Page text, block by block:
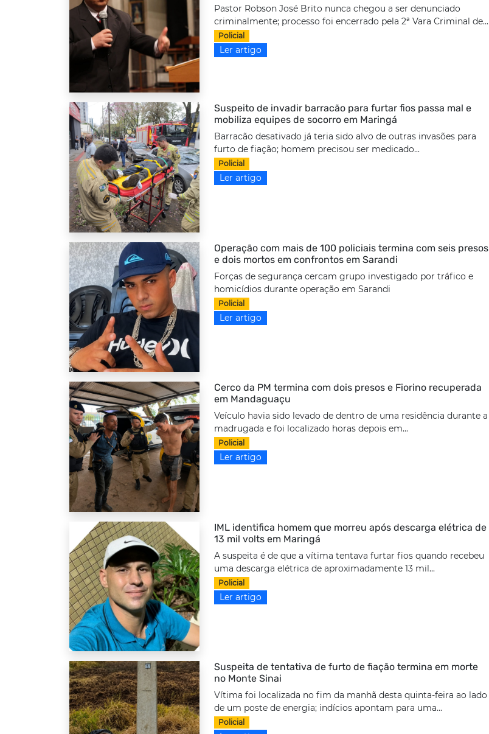
Pastor Robson José Brito nunca chegou a ser denunciado
criminalmente; processo foi encerrado pela 2ª Vara Criminal de...
Policial
Ler artigo
Suspeito de invadir barracão para furtar fios passa mal e
mobiliza equipes de socorro em Maringá
Barracão desativado já teria sido alvo de outras invasões para
furto de fiação; homem precisou ser medicado...
Policial
Ler artigo
Operação com mais de 100 policiais termina com seis presos
e dois mortos em confrontos em Sarandi
Forças de segurança cercam grupo investigado por tráfico e
homicídios durante operação em Sarandi
Policial
Ler artigo
Cerco da PM termina com dois presos e Fiorino recuperada
em Mandaguaçu
Veículo havia sido levado de dentro de uma residência durante a
madrugada e foi localizado horas depois em...
Policial
Ler artigo
IML identifica homem que morreu após descarga elétrica de
13 mil volts em Maringá
A suspeita é de que a vítima tentava furtar fios quando recebeu
uma descarga elétrica de aproximadamente 13 mil...
Policial
Ler artigo
Suspeita de tentativa de furto de fiação termina em morte
no Monte Sinai
Vítima foi localizada no fim da manhã desta quinta-feira ao lado
de um poste de energia; indícios apontam para uma...
Policial